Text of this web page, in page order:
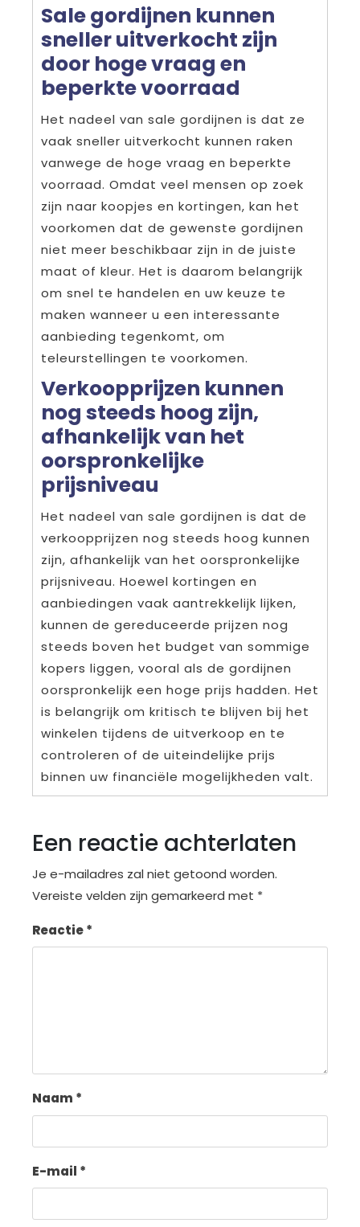
Sale gordijnen kunnen
sneller uitverkocht zijn
door hoge vraag en
beperkte voorraad
Het nadeel van sale gordijnen is dat ze
vaak sneller uitverkocht kunnen raken
vanwege de hoge vraag en beperkte
voorraad. Omdat veel mensen op zoek
zijn naar koopjes en kortingen, kan het
voorkomen dat de gewenste gordijnen
niet meer beschikbaar zijn in de juiste
maat of kleur. Het is daarom belangrijk
om snel te handelen en uw keuze te
maken wanneer u een interessante
aanbieding tegenkomt, om
teleurstellingen te voorkomen.
Verkoopprijzen kunnen
nog steeds hoog zijn,
afhankelijk van het
oorspronkelijke
prijsniveau
Het nadeel van sale gordijnen is dat de
verkoopprijzen nog steeds hoog kunnen
zijn, afhankelijk van het oorspronkelijke
prijsniveau. Hoewel kortingen en
aanbiedingen vaak aantrekkelijk lijken,
kunnen de gereduceerde prijzen nog
steeds boven het budget van sommige
kopers liggen, vooral als de gordijnen
oorspronkelijk een hoge prijs hadden. Het
is belangrijk om kritisch te blijven bij het
winkelen tijdens de uitverkoop en te
controleren of de uiteindelijke prijs
binnen uw financiële mogelijkheden valt.
Een reactie achterlaten
Je e-mailadres zal niet getoond worden.
Vereiste velden zijn gemarkeerd met *
Reactie*
Naam *
E-mail *